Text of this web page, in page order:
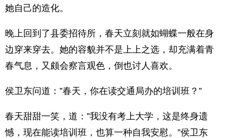
她自己的造化。
晚上回到了县委招待所，春天立刻就如蝴蝶一般在身
边穿来穿去。她的容貌并不是上上之选，却充满着青
春气息，又颇会察言观色，倒也讨人喜欢。
侯卫东问道：”春天，你在读交通局办的培训班？”
春天甜甜一笑，道：”我没有考上大学，这是终身遗
憾，现在能读培训班，也算一种自我安慰。”侯卫东